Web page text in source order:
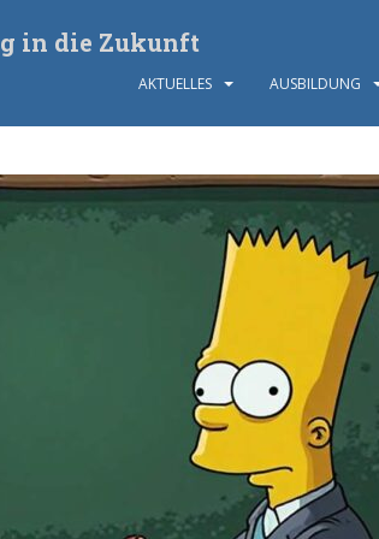
in die Zukunft
AKTUELLES AUSBILDUNG